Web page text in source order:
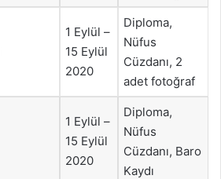
1 Eylül –
15 Eylül
2020
Diploma,
Nüfus
Cüzdanı, 2
adet fotoğraf
1 Eylül –
15 Eylül
2020
Diploma,
Nüfus
Cüzdanı, Baro
Kaydı